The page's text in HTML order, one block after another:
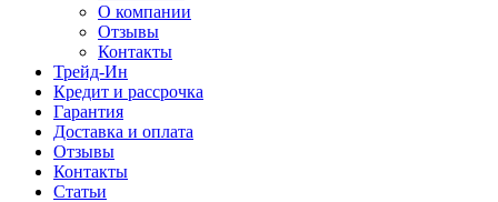
О компании
Отзывы
Контакты
Трейд-Ин
Кредит и рассрочка
Гарантия
Доставка и оплата
Отзывы
Контакты
Статьи